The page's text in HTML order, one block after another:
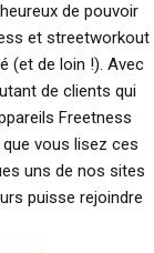
de pouvoir
et streetworkout
(et de loin !). Avec
de clients qui
Freetness
vous lisez ces
uns de nos sites
puisse rejoindre